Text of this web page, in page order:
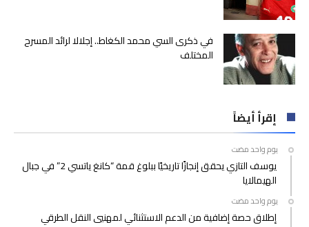
في ذكرى السي محمد الكغاط.. إجلالا لرائد المسرح
المختلف
إقرأ أيضاً
‫‫‫‏‫يوم واحد مضت‬
يوسف التازي يحقق إنجازًا تاريخيًا ببلوغ قمة “كانغ ياتسي 2” في جبال
الهيمالايا
‫‫‫‏‫يوم واحد مضت‬
إطلاق حصة إضافية من الدعم الاستثنائي لمهنيي النقل الطرقي